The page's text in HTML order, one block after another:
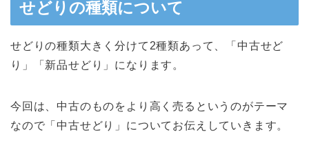
せどりの種類について
せどりの種類大きく分けて2種類あって、「中古せど
り」「新品せどり」になります。
今回は、中古のものをより高く売るというのがテーマ
なので「中古せどり」についてお伝えしていきます。